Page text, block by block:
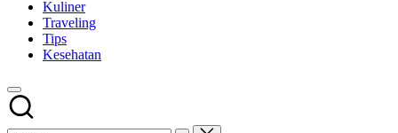
Kuliner
Traveling
Tips
Kesehatan